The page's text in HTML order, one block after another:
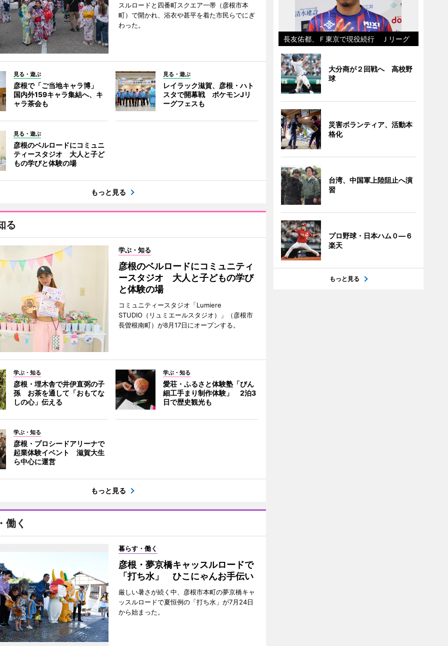
スルロードと四番町スクエア一帯（彦根市本
町）で開かれ、浴衣や甚平を着た市民らでにぎ
わった。
見る・遊ぶ
彦根で「ご当地キャラ博」
国内外159キャラ集結へ、キ
ャラ茶会も
見る・遊ぶ
レイラック滋賀、彦根・ハト
スタで開幕戦 ポケモンJリ
ーグフェスも
見る・遊ぶ
彦根のベルロードにコミュニ
ティースタジオ 大人と子ど
もの学びと体験の場
もっと見る
る
学ぶ・知る
彦根のベルロードにコミュニティ
ースタジオ 大人と子どもの学び
と体験の場
コミュニティースタジオ「Lumiere
STUDIO（リュミエールスタジオ）」（彦根市
長曽根南町）が8月17日にオープンする。
学ぶ・知る
彦根・埋木舎で井伊直弼の子
孫 お茶を通して「おもてな
しの心」伝える
学ぶ・知る
愛荘・ふるさと体験塾「びん
細工手まり制作体験」 2泊3
日で歴史観光も
学ぶ・知る
彦根・プロシードアリーナで
起業体験イベント 滋賀大生
ら中心に運営
もっと見る
働く
暮らす・働く
彦根・夢京橋キャッスルロードで
「打ち水」 ひこにゃんお手伝い
厳しい暑さが続く中、彦根市本町の夢京橋キャ
ッスルロードで夏恒例の「打ち水」が7月24日
から始まった。
長友佑都、Ｆ東京で現役続行 Ｊリーグ
大分商が２回戦へ 高校野
球
災害ボランティア、活動本
格化
台湾、中国軍上陸阻止へ演
習
プロ野球・日本ハム０―６
楽天
もっと見る